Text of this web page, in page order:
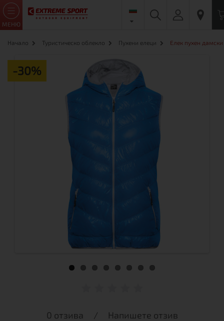
МЕНЮ
Начало Туристическо облекло Пухени елеци Елек пухен
-30%
0 отзива / Напишете отзив